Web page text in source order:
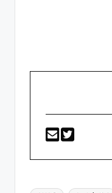
Etiquetas: